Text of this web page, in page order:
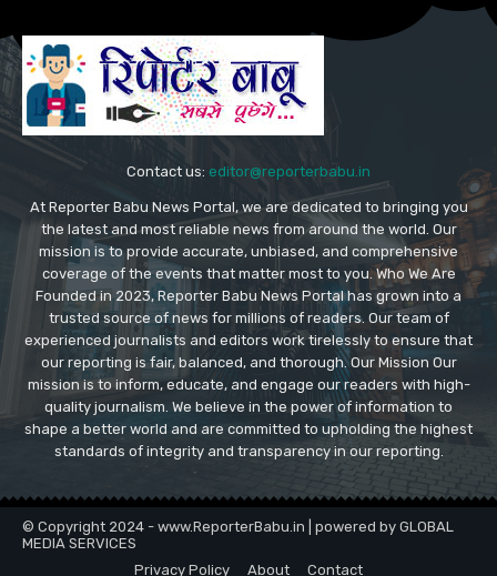
Contact us: editor@reporterbabu.in
At Reporter Babu News Portal, we are dedicated to bringing you
the latest and most reliable news from around the world. Our
mission is to provide accurate, unbiased, and comprehensive
coverage of the events that matter most to you. Who We Are
Founded in 2023, Reporter Babu News Portal has grown into a
trusted source of news for millions of readers. Our team of
experienced journalists and editors work tirelessly to ensure that
our reporting is fair, balanced, and thorough. Our Mission Our
mission is to inform, educate, and engage our readers with high-
quality journalism. We believe in the power of information to
shape a better world and are committed to upholding the highest
standards of integrity and transparency in our reporting.
© Copyright 2024 - www.ReporterBabu.in | powered by GLOBAL
MEDIA SERVICES
Privacy Policy
About Contact